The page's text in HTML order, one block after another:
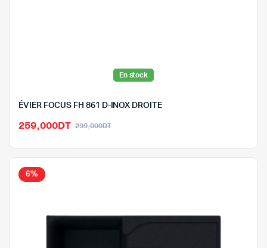
En stock
ÉVIER FOCUS FH 861 D-INOX DROITE
299,000DTLe
259,000DT
Le
6%